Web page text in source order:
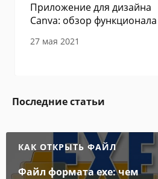
Приложение для дизайна
Canva: обзор функционала
27 мая 2021
Последние статьи
КАК ОТКРЫТЬ ФАЙЛ
Файл формата exe: чем